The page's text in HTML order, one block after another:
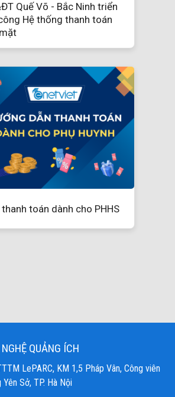
Quế Võ - Bắc Ninh triển
Hệ thống thanh toán
toán dành cho PHHS
QUẢNG ÍCH
LePARC, KM 1,5 Pháp Vân, Công viên
Sở, TP. Hà Nội